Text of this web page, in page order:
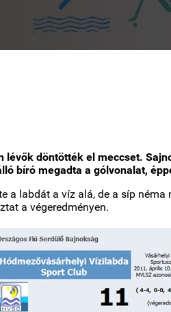
lévők döntötték el meccset.
bíró megadta a gólvonalat,
a labdát a víz alá, de a síp
a végeredményen.